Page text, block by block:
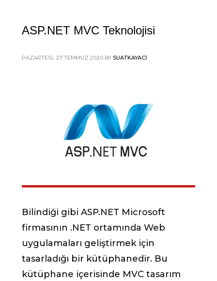
ASP.NET MVC Teknolojisi
PAZARTESI, 27 TEMMUZ 2020 BY SUATKAYACI
Bilindiği gibi ASP.NET Microsoft
firmasının .NET ortamında Web
uygulamaları geliştirmek için
tasarladığı bir kütüphanedir. Bu
kütüphane içerisinde MVC tasarım